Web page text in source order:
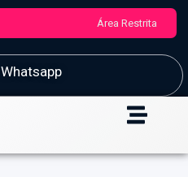
Área Restrita
Whatsapp